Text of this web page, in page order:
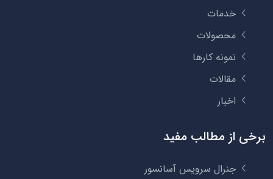
خدمات
محصولات
نمونه کارها
مقالات
اخبار
برخی از مطالب مفید
جنرال سرویس آسانسور